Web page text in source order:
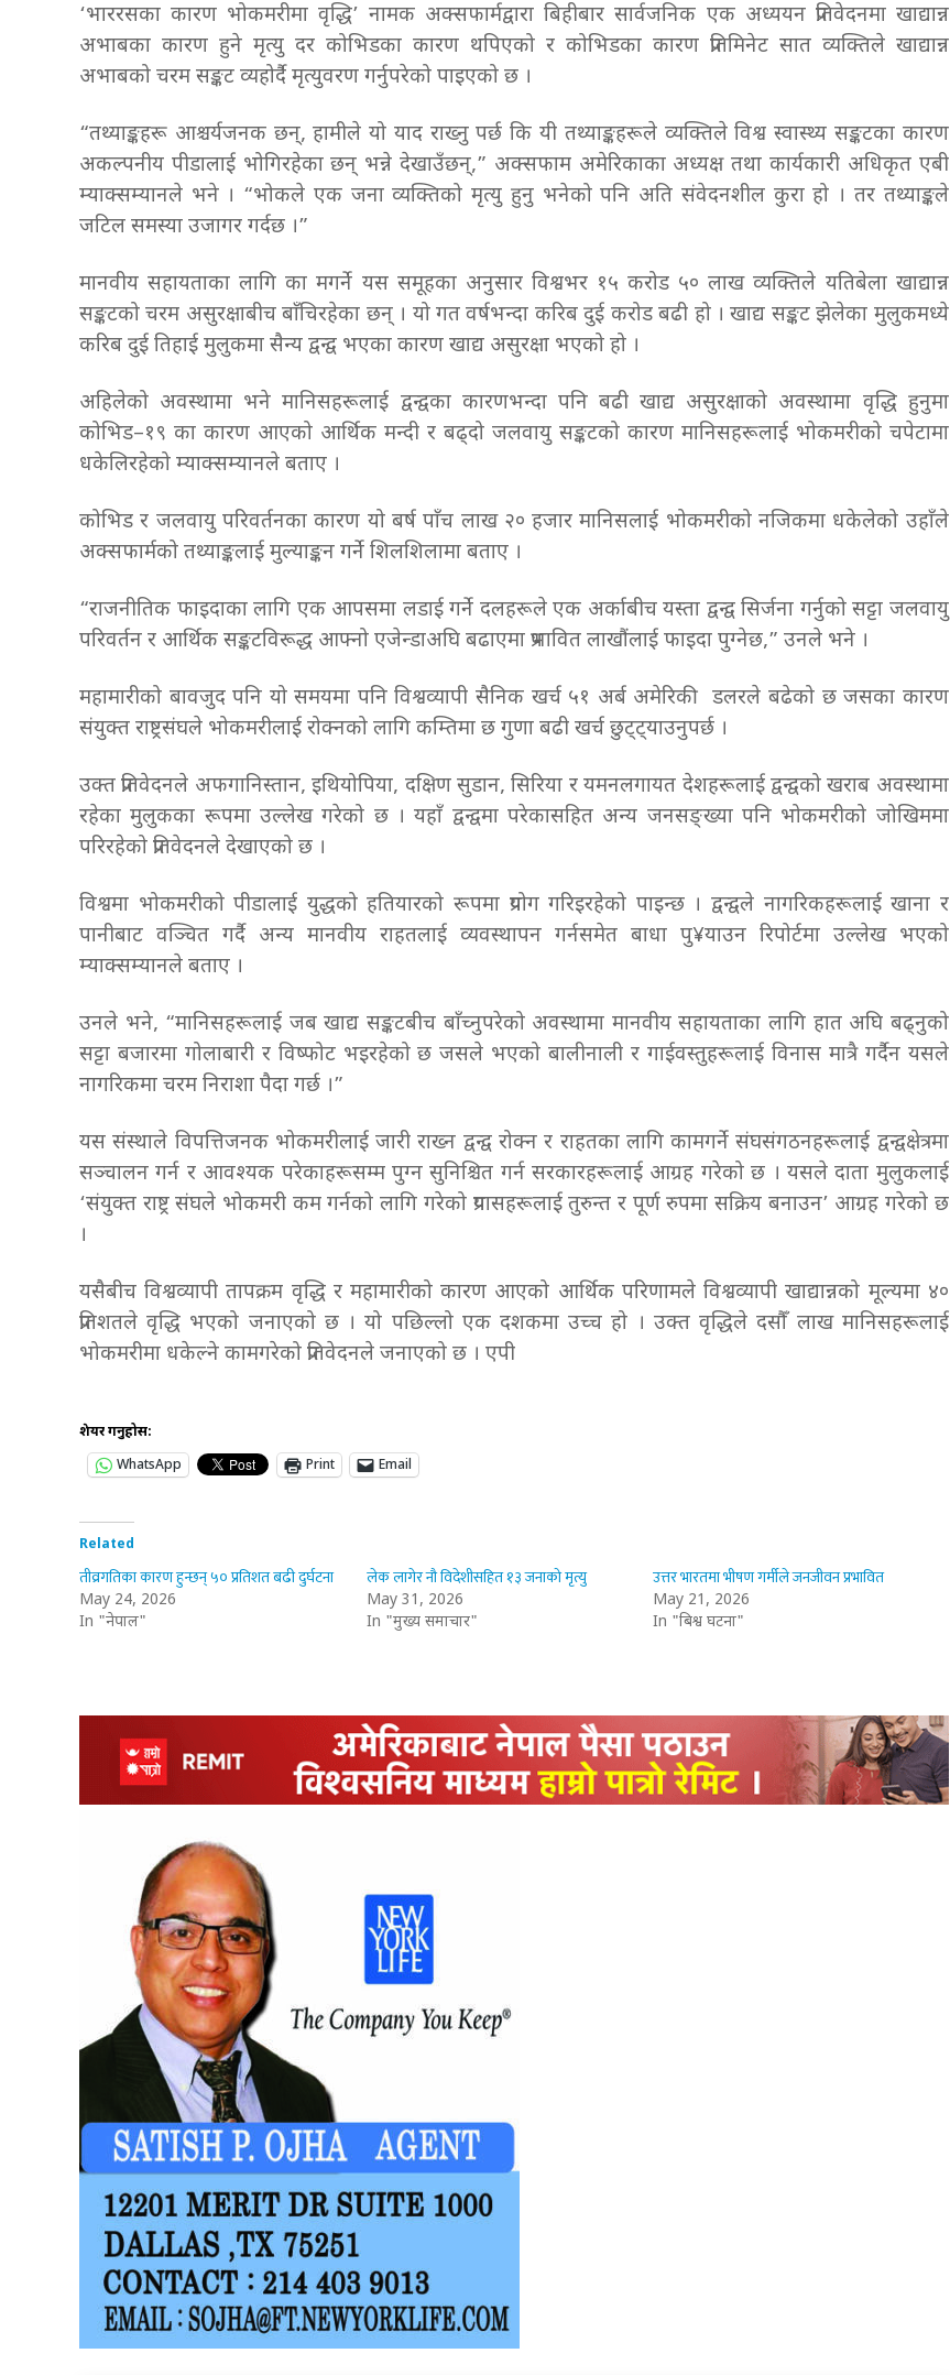
‘भाररसका कारण भोकमरीमा वृद्धि’ नामक अक्सफार्मद्वारा बिहीबार सार्वजनिक एक अध्ययन प्रतिवेदनमा खाद्यान्न
अभाबका कारण हुने मृत्यु दर कोभिडका कारण थपिएको र कोभिडका कारण प्रतिमिनेट सात व्यक्तिले खाद्यान्न
अभाबको चरम सङ्कट व्यहोर्दै मृत्युवरण गर्नुपरेको पाइएको छ ।
“तथ्याङ्कहरू आश्चर्यजनक छन्, हामीले यो याद राख्नु पर्छ कि यी तथ्याङ्कहरूले व्यक्तिले विश्व स्वास्थ्य सङ्कटका कारण
अकल्पनीय पीडालाई भोगिरहेका छन् भन्ने देखाउँछन्,” अक्सफाम अमेरिकाका अध्यक्ष तथा कार्यकारी अधिकृत एबी
म्याक्सम्यानले भने । “भोकले एक जना व्यक्तिको मृत्यु हुनु भनेको पनि अति संवेदनशील कुरा हो । तर तथ्याङ्कले
जटिल समस्या उजागर गर्दछ ।”
मानवीय सहायताका लागि का मगर्ने यस समूहका अनुसार विश्वभर १५ करोड ५० लाख व्यक्तिले यतिबेला खाद्यान्न
सङ्कटको चरम असुरक्षाबीच बाँचिरहेका छन् । यो गत वर्षभन्दा करिब दुई करोड बढी हो । खाद्य सङ्कट झेलेका मुलुकमध्ये
करिब दुई तिहाई मुलुकमा सैन्य द्वन्द्व भएका कारण खाद्य असुरक्षा भएको हो ।
अहिलेको अवस्थामा भने मानिसहरूलाई द्वन्द्वका कारणभन्दा पनि बढी खाद्य असुरक्षाको अवस्थामा वृद्धि हुनुमा
कोभिड–१९ का कारण आएको आर्थिक मन्दी र बढ्दो जलवायु सङ्कटको कारण मानिसहरूलाई भोकमरीको चपेटामा
धकेलिरहेको म्याक्सम्यानले बताए ।
कोभिड र जलवायु परिवर्तनका कारण यो बर्ष पाँच लाख २० हजार मानिसलाई भोकमरीको नजिकमा धकेलेको उहाँले
अक्सफार्मको तथ्याङ्कलाई मुल्याङ्कन गर्ने शिलशिलामा बताए ।
“राजनीतिक फाइदाका लागि एक आपसमा लडाई गर्ने दलहरूले एक अर्काबीच यस्ता द्वन्द्व सिर्जना गर्नुको सट्टा जलवायु
परिवर्तन र आर्थिक सङ्कटविरूद्ध आफ्नो एजेन्डाअघि बढाएमा प्रभावित लाखौंलाई फाइदा पुग्नेछ,” उनले भने ।
महामारीको बावजुद पनि यो समयमा पनि विश्वव्यापी सैनिक खर्च ५१ अर्ब अमेरिकी डलरले बढेको छ जसका कारण
संयुक्त राष्ट्रसंघले भोकमरीलाई रोक्नको लागि कम्तिमा छ गुणा बढी खर्च छुट्ट्याउनुपर्छ ।
उक्त प्रतिवेदनले अफगानिस्तान, इथियोपिया, दक्षिण सुडान, सिरिया र यमनलगायत देशहरूलाई द्वन्द्वको खराब अवस्थामा
रहेका मुलुकका रूपमा उल्लेख गरेको छ । यहाँ द्वन्द्वमा परेकासहित अन्य जनसङ्ख्या पनि भोकमरीको जोखिममा
परिरहेको प्रतिवेदनले देखाएको छ ।
विश्वमा भोकमरीको पीडालाई युद्धको हतियारको रूपमा प्रयोग गरिइरहेको पाइन्छ । द्वन्द्वले नागरिकहरूलाई खाना र
पानीबाट वञ्चित गर्दै अन्य मानवीय राहतलाई व्यवस्थापन गर्नसमेत बाधा पु¥याउन रिपोर्टमा उल्लेख भएको
म्याक्सम्यानले बताए ।
उनले भने, “मानिसहरूलाई जब खाद्य सङ्कटबीच बाँच्नुपरेको अवस्थामा मानवीय सहायताका लागि हात अघि बढ्नुको
सट्टा बजारमा गोलाबारी र विष्फोट भइरहेको छ जसले भएको बालीनाली र गाईवस्तुहरूलाई विनास मात्रै गर्दैन यसले
नागरिकमा चरम निराशा पैदा गर्छ ।”
यस संस्थाले विपत्तिजनक भोकमरीलाई जारी राख्न द्वन्द्व रोक्न र राहतका लागि कामगर्ने संघसंगठनहरूलाई द्वन्द्वक्षेत्रमा
सञ्चालन गर्न र आवश्यक परेकाहरूसम्म पुग्न सुनिश्चित गर्न सरकारहरूलाई आग्रह गरेको छ । यसले दाता मुलुकलाई
‘संयुक्त राष्ट्र संघले भोकमरी कम गर्नको लागि गरेको प्रयासहरूलाई तुरुन्त र पूर्ण रुपमा सक्रिय बनाउन’ आग्रह गरेको छ
।
यसैबीच विश्वव्यापी तापक्रम वृद्धि र महामारीको कारण आएको आर्थिक परिणामले विश्वव्यापी खाद्यान्नको मूल्यमा ४०
प्रतिशतले वृद्धि भएको जनाएको छ । यो पछिल्लो एक दशकमा उच्च हो । उक्त वृद्धिले दसौँ लाख मानिसहरूलाई
भोकमरीमा धकेल्ने कामगरेको प्रतिवेदनले जनाएको छ । एपी
शेयर गर्नुहोस:
WhatsApp
Print Email
Related
तीव्रगतिका कारण हुन्छन् ५० प्रतिशत बढी दुर्घटना
May 24, 2026
In "नेपाल"
लेक लागेर नौ विदेशीसहित १३ जनाको मृत्यु
May 31, 2026
In "मुख्य समाचार"
उत्तर भारतमा भीषण गर्मीले जनजीवन प्रभावित
May 21, 2026
In "बिश्व घटना"